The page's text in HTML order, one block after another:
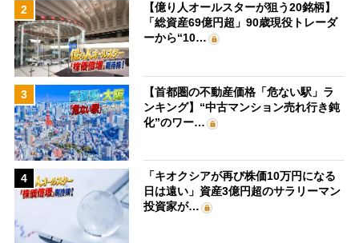
2
【億り人オールスターが狙う20銘柄】
「総資産69億円超」90歳現役トレーダ
ーから“10…
3
【首都圏の不動産価格「危ない駅」ラ
ンキング】“中古マンション売れ行き鈍
化”のワー…
4
「キオクシアが再び株価10万円になる
日は遠い」資産3億円超のサラリーマン
投資家が…